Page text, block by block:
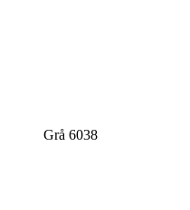
Grå 6038